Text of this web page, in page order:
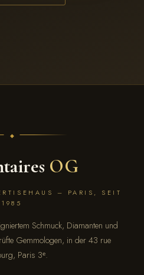
OG
– PARIS, SEIT
1985
Schmuck, Diamanten und
Gemmologen, in der 43 rue
Paris 3ᵉ.